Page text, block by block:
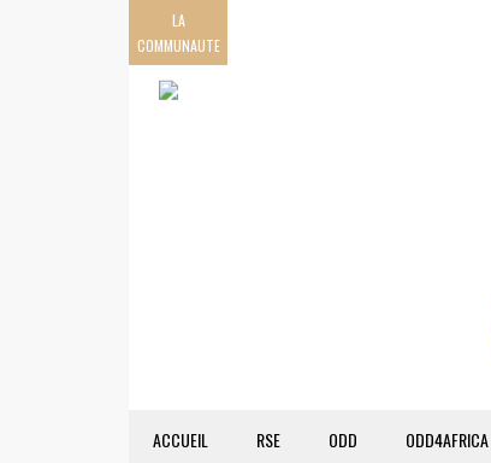
LA
COMMUNAUTE
ACCUEIL RSE ODD ODD4AFRICA